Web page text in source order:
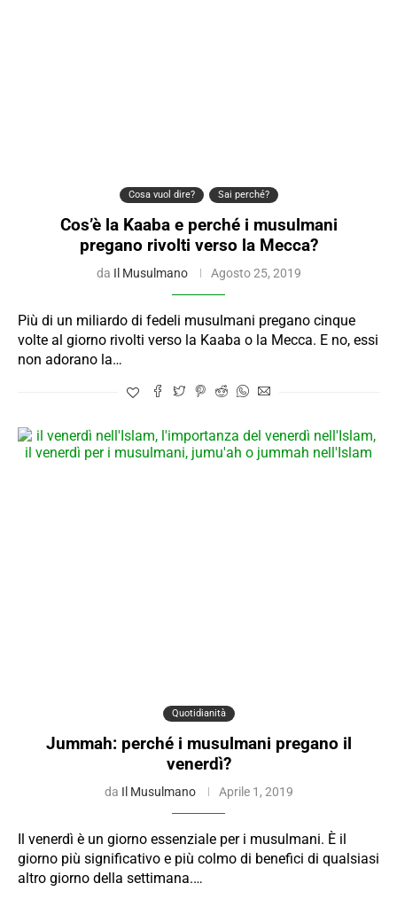
Cosa vuol dire? Sai perché?
Cos’è la Kaaba e perché i musulmani
pregano rivolti verso la Mecca?
da Il Musulmano Agosto 25, 2019
Più di un miliardo di fedeli musulmani pregano cinque
volte al giorno rivolti verso la Kaaba o la Mecca. E no, essi
non adorano la…
Quotidianità
Jummah: perché i musulmani pregano il
venerdì?
da Il Musulmano Aprile 1, 2019
Il venerdì è un giorno essenziale per i musulmani. È il
giorno più significativo e più colmo di benefici di qualsiasi
altro giorno della settimana.…